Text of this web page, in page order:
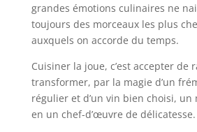
grandes émotions culinaires ne
toujours des morceaux les plus
auxquels on accorde du temps.
Cuisiner la joue, c’est accepter de
transformer, par la magie d’un
régulier et d’un vin bien choisi,
en un chef-d’œuvre de délicatesse.